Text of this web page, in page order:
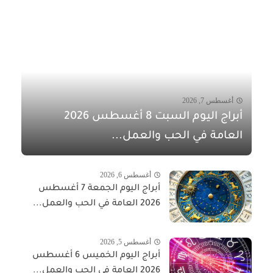
أغسطس 7, 2026
أبراج اليوم السبت 8 أغسطس 2026
العامة في الحب والعمل...
أغسطس 6, 2026
أبراج اليوم الجمعة 7 أغسطس
2026 العامة في الحب والعمل...
أغسطس 5, 2026
أبراج اليوم الخميس 6 أغسطس
2026 العامة في الحب والعمل...